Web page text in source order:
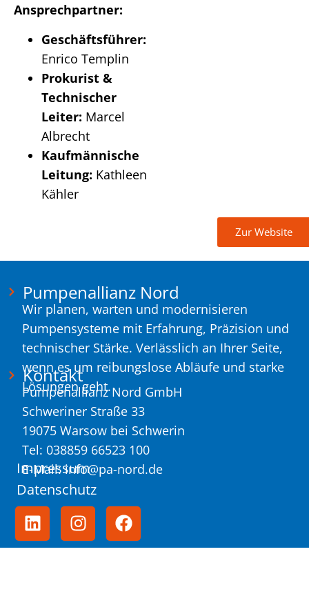
Ansprechpartner:
Geschäftsführer:
Enrico Templin
Prokurist &
Technischer
Leiter: Marcel
Albrecht
Kaufmännische
Leitung: Kathleen
Kähler
Zur Website
Pumpenallianz Nord
Wir planen, warten und modernisieren
Pumpensysteme mit Erfahrung, Präzision und
technischer Stärke. Verlässlich an Ihrer Seite,
wenn es um reibungslose Abläufe und starke
Lösungen geht.
Kontakt
Pumpenallianz Nord GmbH
Schweriner Straße 33
19075 Warsow bei Schwerin
Tel: 038859 66523 100
E-Mail: info@pa-nord.de
Impressum
Datenschutz